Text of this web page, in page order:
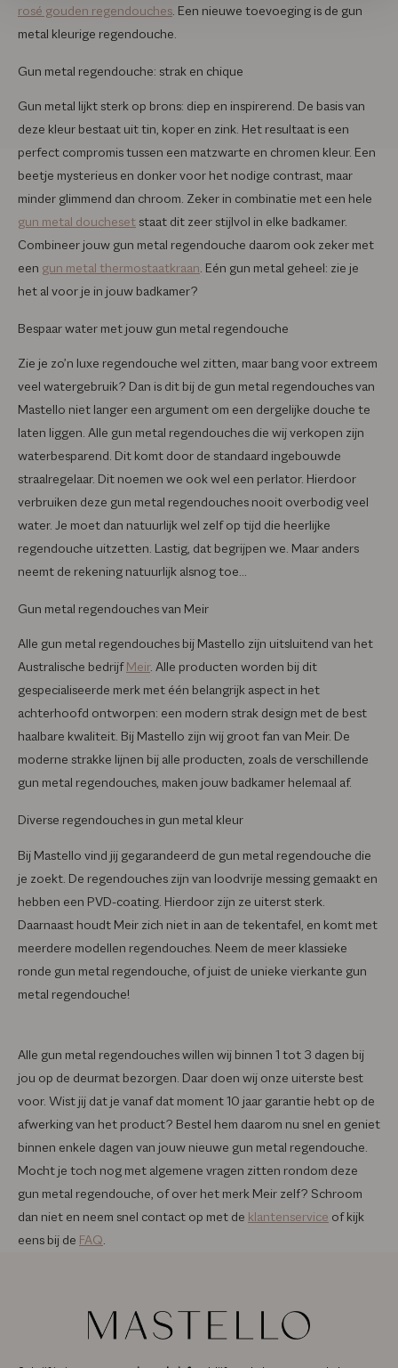
rosé gouden regendouches. Een nieuwe toevoeging is de gun
metal kleurige regendouche.
Gun metal regendouche: strak en chique
Gun metal lijkt sterk op brons: diep en inspirerend. De basis van
deze kleur bestaat uit tin, koper en zink. Het resultaat is een
perfect compromis tussen een matzwarte en chromen kleur. Een
beetje mysterieus en donker voor het nodige contrast, maar
minder glimmend dan chroom. Zeker in combinatie met een hele
gun metal doucheset staat dit zeer stijlvol in elke badkamer.
Combineer jouw gun metal regendouche daarom ook zeker met
een gun metal thermostaatkraan. Eén gun metal geheel: zie je
het al voor je in jouw badkamer?
Bespaar water met jouw gun metal regendouche
Zie je zo’n luxe regendouche wel zitten, maar bang voor extreem
veel watergebruik? Dan is dit bij de gun metal regendouches van
Mastello niet langer een argument om een dergelijke douche te
laten liggen. Alle gun metal regendouches die wij verkopen zijn
waterbesparend. Dit komt door de standaard ingebouwde
straalregelaar. Dit noemen we ook wel een perlator. Hierdoor
verbruiken deze gun metal regendouches nooit overbodig veel
water. Je moet dan natuurlijk wel zelf op tijd die heerlijke
regendouche uitzetten. Lastig, dat begrijpen we. Maar anders
neemt de rekening natuurlijk alsnog toe...
Gun metal regendouches van Meir
Alle gun metal regendouches bij Mastello zijn uitsluitend van het
Australische bedrijfMeir. Alle producten worden bij dit
gespecialiseerde merk met één belangrijk aspect in het
achterhoofd ontworpen: een modern strak design met de best
haalbare kwaliteit. Bij Mastello zijn wij groot fan van Meir. De
moderne strakke lijnen bij alle producten, zoals de verschillende
gun metal regendouches, maken jouw badkamer helemaal af.
Diverse regendouches in gun metal kleur
Bij Mastello vind jij gegarandeerd de gun metal regendouche die
je zoekt. De regendouches zijn van loodvrije messing gemaakt en
hebben een PVD-coating. Hierdoor zijn ze uiterst sterk.
Daarnaast houdt Meir zich niet in aan de tekentafel, en komt met
meerdere modellen regendouches. Neem de meer klassieke
ronde gun metal regendouche, of juist de unieke vierkante gun
metal regendouche!
Alle gun metal regendouches willen wij binnen 1 tot 3 dagen bij
jou op de deurmat bezorgen. Daar doen wij onze uiterste best
voor. Wist jij dat je vanaf dat moment 10 jaar garantie hebt op de
afwerking van het product? Bestel hem daarom nu snel en geniet
binnen enkele dagen van jouw nieuwe gun metal regendouche.
Mocht je toch nog met algemene vragen zitten rondom deze
gun metal regendouche, of over het merk Meir zelf? Schroom
dan niet en neem snel contact op met de klantenservice of kijk
eens bij de FAQ.